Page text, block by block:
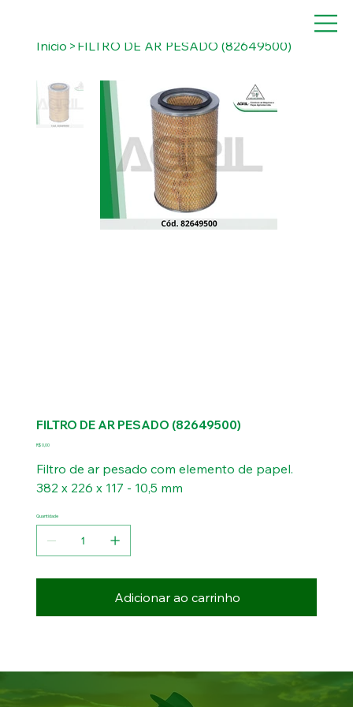
Inicio > FILTRO DE AR PESADO (82649500)
FILTRO DE AR PESADO (82649500)
Preço
R$ 0,00
Filtro de ar pesado com elemento de papel.
382 x 226 x 117 - 10,5 mm
Quantidade
Adicionar ao carrinho